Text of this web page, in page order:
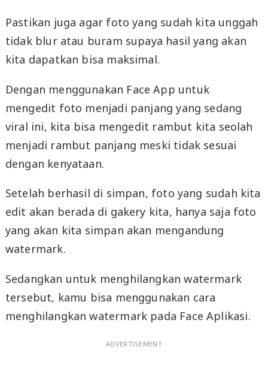
Pastikan juga agar foto yang sudah kita unggah
tidak blur atau buram supaya hasil yang akan
kita dapatkan bisa maksimal.
Dengan menggunakan Face App untuk
mengedit foto menjadi panjang yang sedang
viral ini, kita bisa mengedit rambut kita seolah
menjadi rambut panjang meski tidak sesuai
dengan kenyataan.
Setelah berhasil di simpan, foto yang sudah kita
edit akan berada di gakery kita, hanya saja foto
yang akan kita simpan akan mengandung
watermark.
Sedangkan untuk menghilangkan watermark
tersebut, kamu bisa menggunakan cara
menghilangkan watermark pada Face Aplikasi.
ADVERTISEMENT